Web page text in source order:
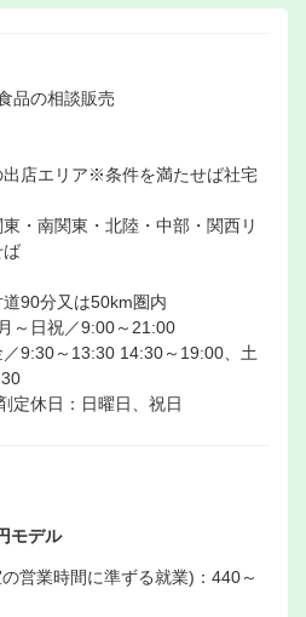
品の相談販売
出店エリア※条件を満たせば社宅
・南関東・北陸・中部・関西リ
ば
道90分又は50km圏内
～日祝／9:00～21:00
9:30～13:30 14:30～19:00、土
定休日：日曜日、祝日
モデル
営業時間に準ずる就業)：440～